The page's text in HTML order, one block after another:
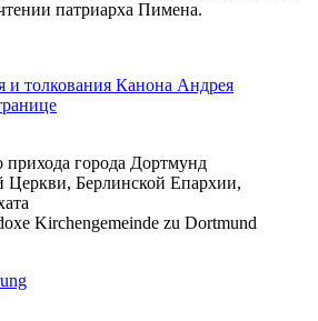
патриарха Пимена.
и толкования Канона Андрея
города Дортмунд
Церкви, Берлинской Епархии,
Kirchengemeinde zu Dortmund